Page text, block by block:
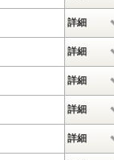
詳細
詳細
詳細
詳細
詳細